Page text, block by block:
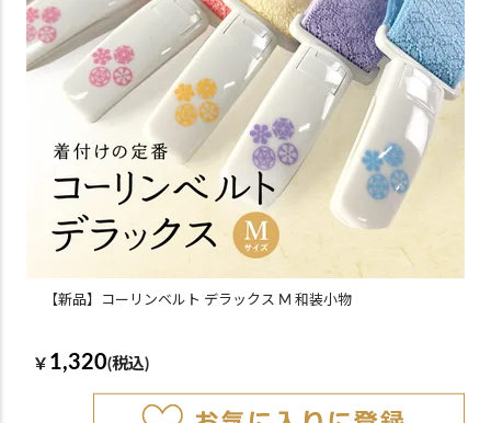
【新品】コーリンベルト デラックス M 和装小物
￥ 1,320(税込)